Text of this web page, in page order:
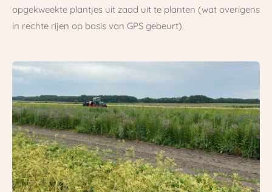
opgekweekte plantjes uit zaad uit te planten (wat overigens
in rechte rijen op basis van GPS gebeurt).